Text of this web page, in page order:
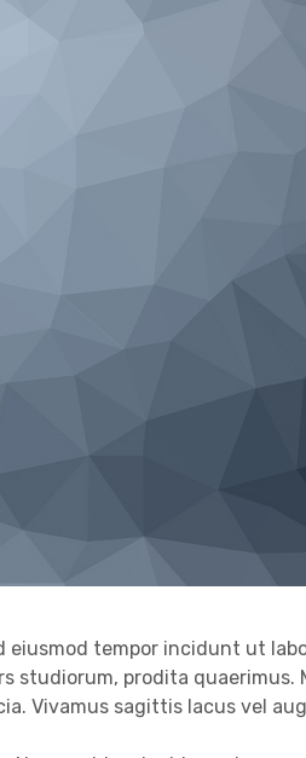
tempor incidunt ut
studiorum, prodita quaerimus.
Vivamus sagittis lacus vel